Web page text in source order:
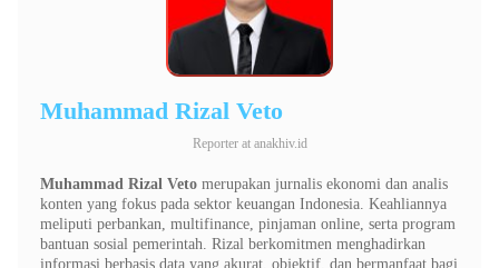
Muhammad Rizal Veto
Reporter at anakhiv.id
Muhammad Rizal Veto merupakan jurnalis ekonomi dan analis
konten yang fokus pada sektor keuangan Indonesia. Keahliannya
meliputi perbankan, multifinance, pinjaman online, serta program
bantuan sosial pemerintah. Rizal berkomitmen menghadirkan
informasi berbasis data yang akurat, objektif, dan bermanfaat bagi